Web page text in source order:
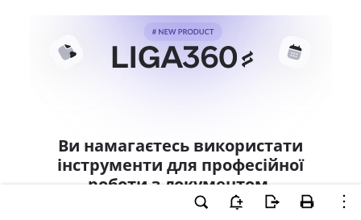
Ви намагаєтесь використати
інструменти для професійної
роботи з документом.
Ці можливості доступні тільки користувачам